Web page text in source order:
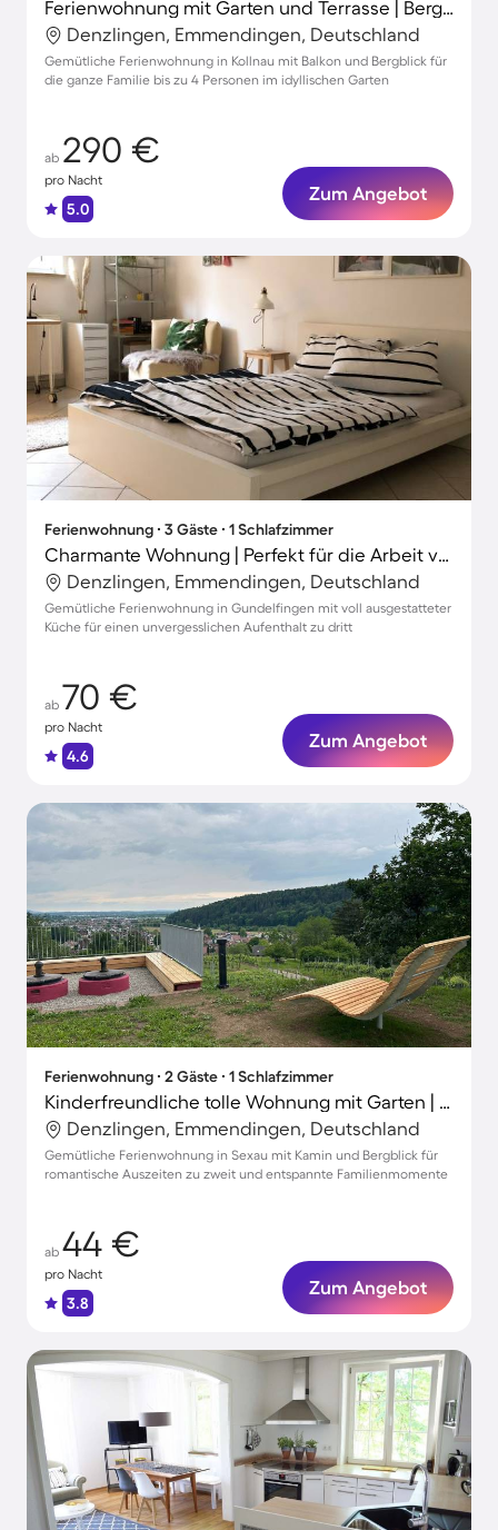
Ferienwohnung mit Garten und Terrasse | Bergblick
Denzlingen, Emmendingen, Deutschland
Gemütliche Ferienwohnung in Kollnau mit Balkon und Bergblick für
die ganze Familie bis zu 4 Personen im idyllischen Garten
ab 290 €
pro Nacht
5.0
Zum Angebot
Ferienwohnung ∙ 3 Gäste ∙ 1 Schlafzimmer
Charmante Wohnung | Perfekt für die Arbeit von Zuhause
Denzlingen, Emmendingen, Deutschland
Gemütliche Ferienwohnung in Gundelfingen mit voll ausgestatteter
Küche für einen unvergesslichen Aufenthalt zu dritt
ab 70 €
pro Nacht
4.6
Zum Angebot
Ferienwohnung ∙ 2 Gäste ∙ 1 Schlafzimmer
Kinderfreundliche tolle Wohnung mit Garten | Bergblick | Ideal für Homeoffice | Haustierfreundlich
Denzlingen, Emmendingen, Deutschland
Gemütliche Ferienwohnung in Sexau mit Kamin und Bergblick für
romantische Auszeiten zu zweit und entspannte Familienmomente
ab 44 €
pro Nacht
3.8
Zum Angebot